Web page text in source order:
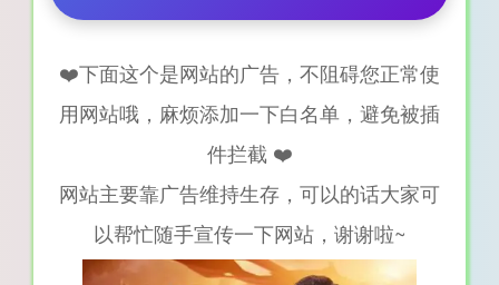
❤️下面这个是网站的广告，不阻碍您正常使
用网站哦，麻烦添加一下白名单，避免被插
件拦截 ❤️
网站主要靠广告维持生存，可以的话大家可
以帮忙随手宣传一下网站，谢谢啦~